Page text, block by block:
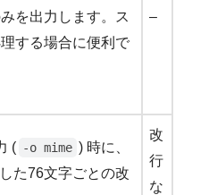
を出力します。ス
する場合に便利で
–
( -o mime ) 時に、
た76文字ごとの改
改
行
な